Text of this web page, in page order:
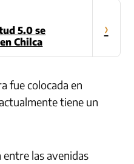
5.0 se
Chilca
›
fue colocada en
tiene un
las avenidas